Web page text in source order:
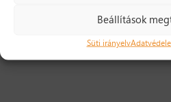
Beállítások
Süti irányelv
Katalógus